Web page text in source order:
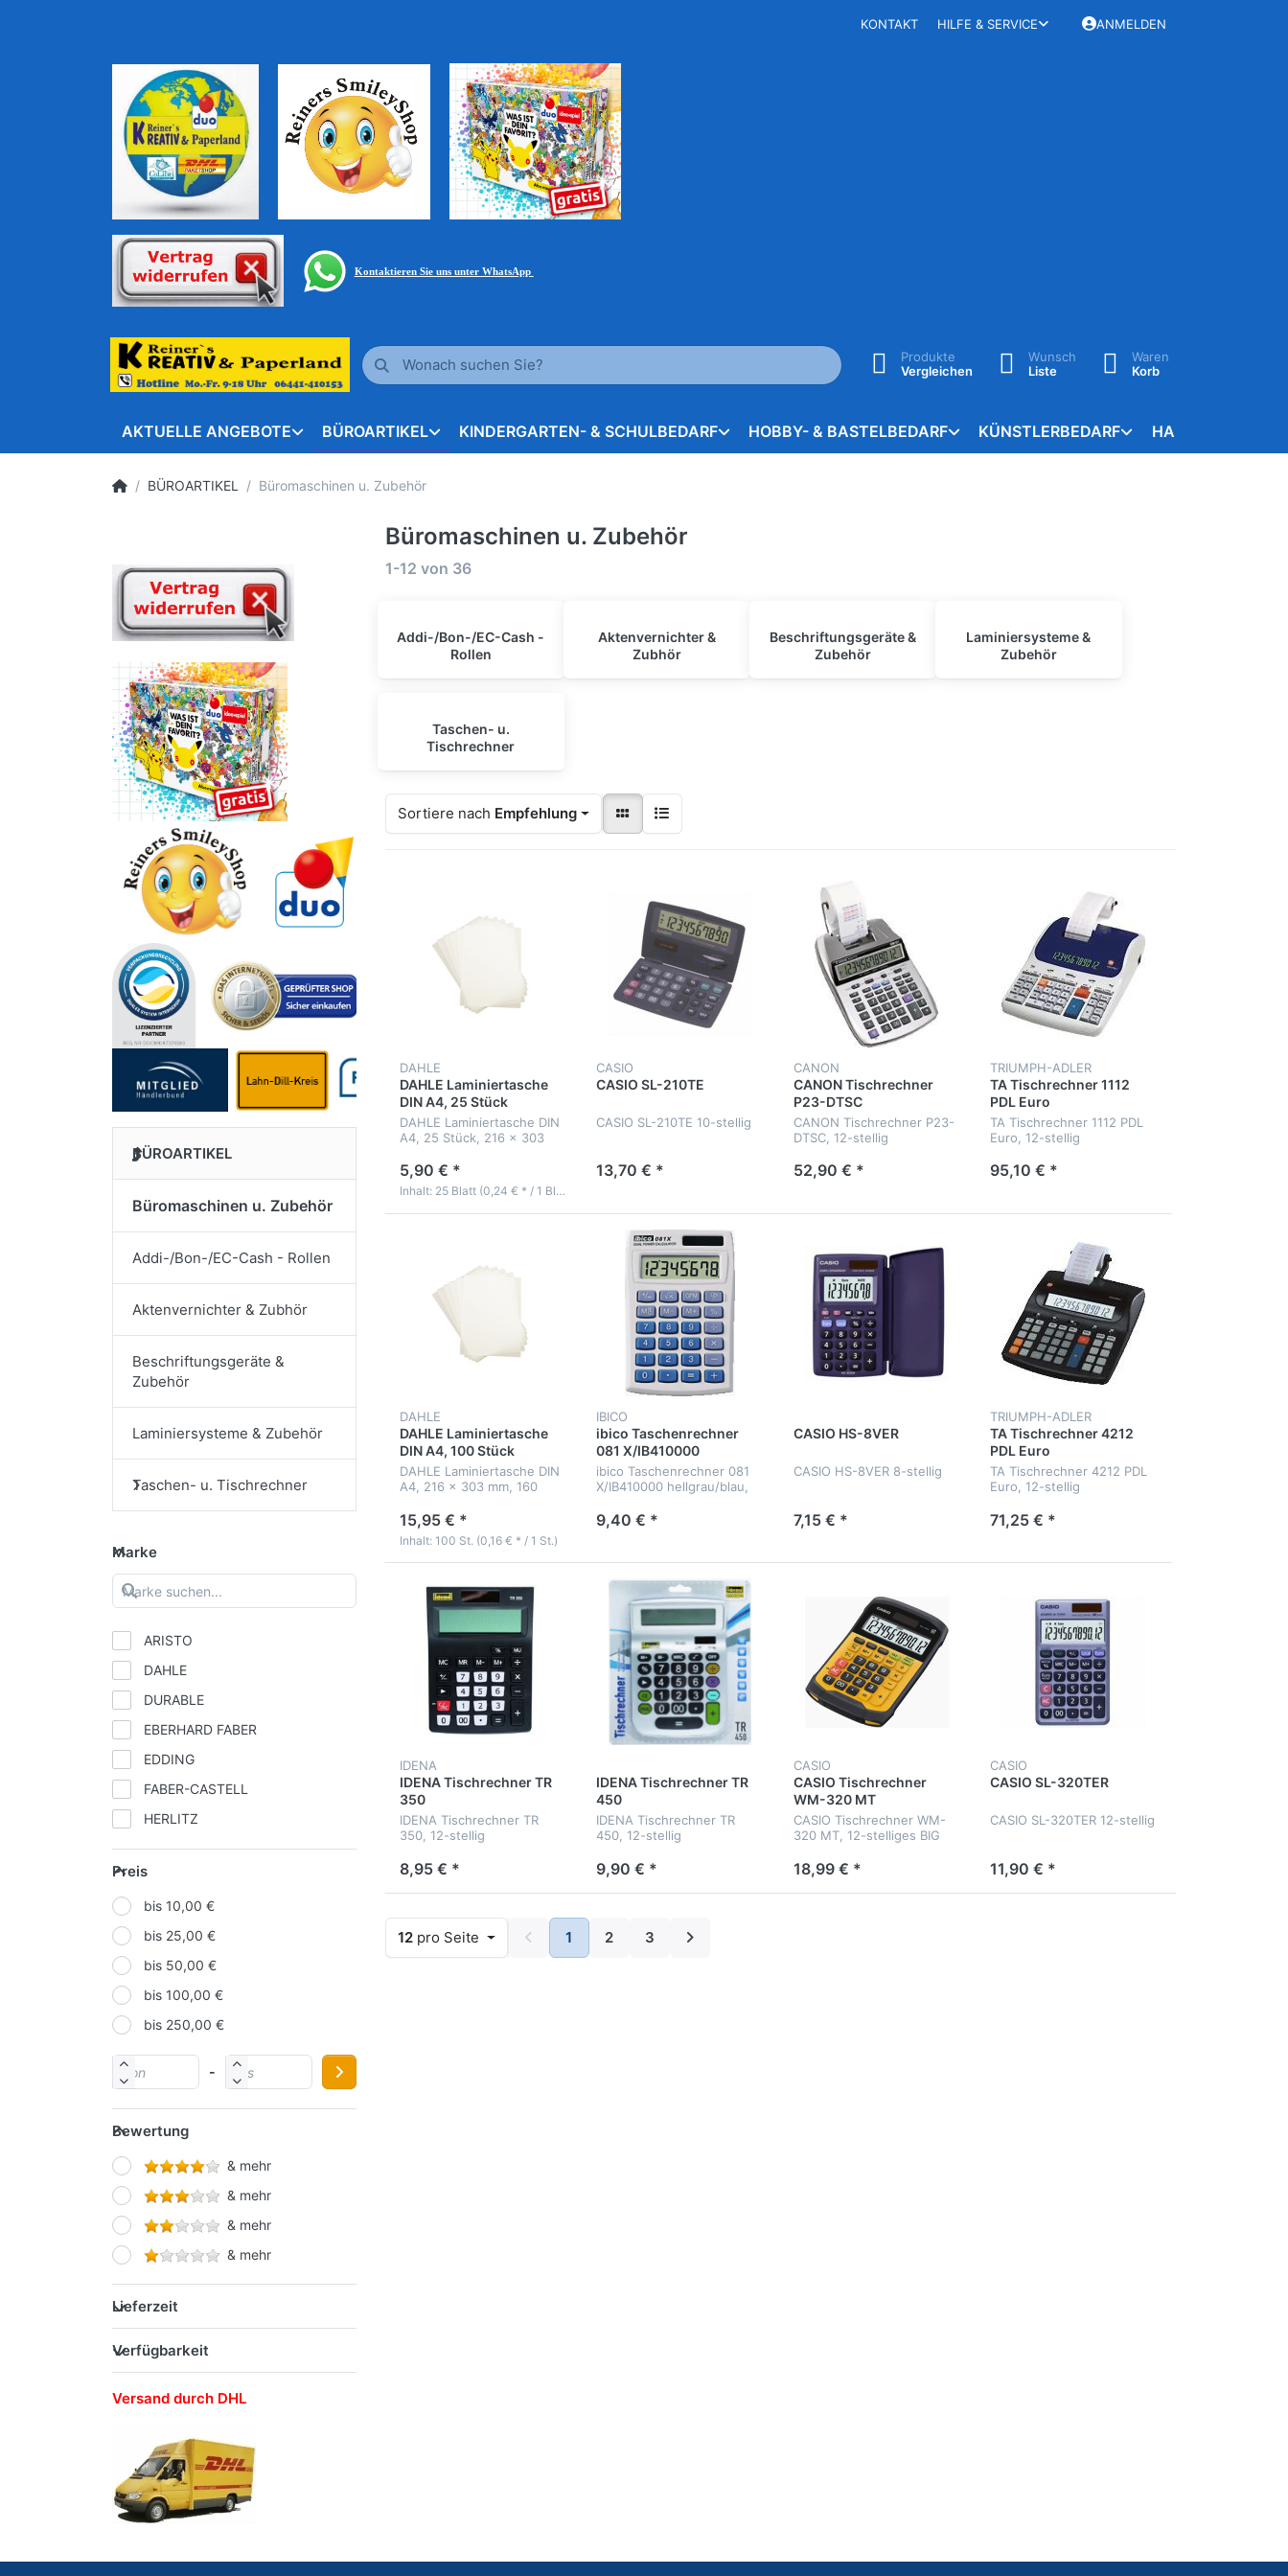
KONTAKT HILFE & SERVICE ANMELDEN
Kontaktieren Sie uns unter WhatsApp
Produkte
Vergleichen
Wunsch
Liste
Waren
Korb
AKTUELLE ANGEBOTE BÜROARTIKEL KINDERGARTEN- & SCHULBEDARF HOBBY- & BASTELBEDARF KÜNSTLERBEDARF
BÜROARTIKEL Büromaschinen u. Zubehör
BÜROARTIKEL
Büromaschinen u. Zubehör
Addi-/Bon-/EC-Cash - Rollen
Aktenvernichter & Zubhör
Beschriftungsgeräte &
Zubehör
Laminiersysteme & Zubehör
Taschen- u. Tischrechner
Marke
ARISTO
DAHLE
DURABLE
EBERHARD FABER
EDDING
FABER-CASTELL
HERLITZ
IDENA
KORES
LAMY
MOLOTOW
NOVUS
ONLINE
PAGNA
PELIKAN
SCHNEIDER
STAEDTLER
STARPAK
Werner Dorsch GmbH
Preis
bis 10,00 €
bis 25,00 €
bis 50,00 €
bis 100,00 €
bis 250,00 €
-
Bewertung
& mehr
& mehr
& mehr
& mehr
Lieferzeit
Verfügbarkeit
Versand durch DHL
Büromaschinen u. Zubehör
1-12 von 36
Addi-/Bon-/EC-Cash -
Rollen
Aktenvernichter &
Zubhör
Beschriftungsgeräte &
Zubehör
Laminiersysteme &
Zubehör
Taschen- u.
Tischrechner
Sortiere nach Empfehlung
DAHLE
DAHLE Laminiertasche
DIN A4, 25 Stück
DAHLE Laminiertasche DIN
A4, 25 Stück, 216 x 303
5,90 € *
Inhalt: 25 Blatt (0,24 € * / 1 Blatt)
CASIO
CASIO SL-210TE
CASIO SL-210TE 10-stellig
13,70 € *
CANON
CANON Tischrechner
P23-DTSC
CANON Tischrechner P23-
DTSC, 12-stellig
52,90 € *
TRIUMPH-ADLER
TA Tischrechner 1112
PDL Euro
TA Tischrechner 1112 PDL
Euro, 12-stellig
95,10 € *
DAHLE
DAHLE Laminiertasche
DIN A4, 100 Stück
DAHLE Laminiertasche DIN
A4, 216 x 303 mm, 160
15,95 € *
Inhalt: 100 St. (0,16 € * / 1 St.)
IBICO
ibico Taschenrechner
081 X/IB410000
ibico Taschenrechner 081
X/IB410000 hellgrau/blau,
9,40 € *
CASIO HS-8VER
CASIO HS-8VER 8-stellig
7,15 € *
TRIUMPH-ADLER
TA Tischrechner 4212
PDL Euro
TA Tischrechner 4212 PDL
Euro, 12-stellig
71,25 € *
IDENA
IDENA Tischrechner TR
350
IDENA Tischrechner TR
350, 12-stellig
8,95 € *
IDENA Tischrechner TR
450
IDENA Tischrechner TR
450, 12-stellig
9,90 € *
CASIO
CASIO Tischrechner
WM-320 MT
CASIO Tischrechner WM-
320 MT, 12-stelliges BIG
18,99 € *
CASIO
CASIO SL-320TER
CASIO SL-320TER 12-stellig
11,90 € *
12 pro Seite 1 2 3